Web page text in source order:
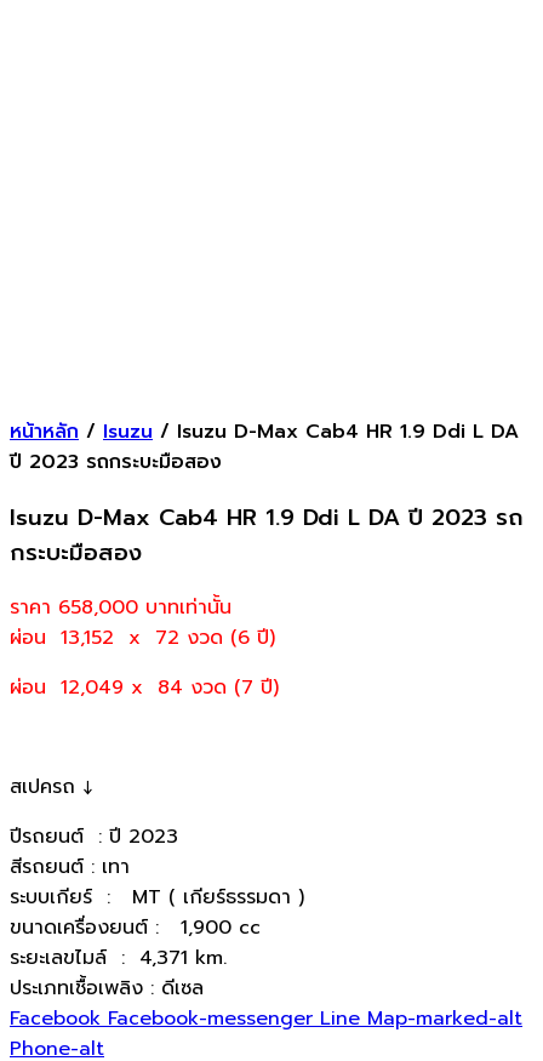
หน้าหลัก / Isuzu / Isuzu D-Max Cab4 HR 1.9 Ddi L DA
ปี 2023 รถกระบะมือสอง
Isuzu D-Max Cab4 HR 1.9 Ddi L DA ปี 2023 รถ
กระบะมือสอง
ราคา 658,000 บาทเท่านั้น
ผ่อน 13,152 x 72 งวด (6 ปี)
ผ่อน 12,049 x 84 งวด (7 ปี)
สเปครถ ↓
ปีรถยนต์ : ปี 2023
สีรถยนต์ : เทา
ระบบเกียร์ : MT ( เกียร์ธรรมดา )
ขนาดเครื่องยนต์ : 1,900 cc
ระยะเลขไมล์ : 4,371 km.
ประเภทเชื้อเพลิง : ดีเซล
Facebook Facebook-messenger Line Map-marked-alt
Phone-alt